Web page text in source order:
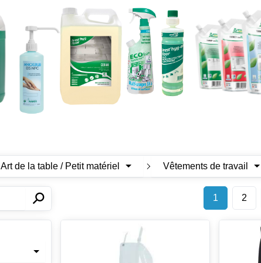
Art de la table / Petit matériel Vêtements de travail
✕⚲ 1 2